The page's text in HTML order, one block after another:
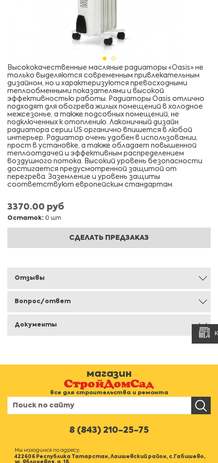
Высококачественные масляные радиаторы «Oasis» не
только выделяются современным привлекательным
дизайном, но и характеризуются превосходными
теплообменными показателями и высокой
эффективностью работы. Радиаторы Oasis отлично
подходят для обогрева жилых помещений в холодное
межсезонье, а также подсобных помещений, не
подключенных к отоплению. Лаконичный дизайн
радиатора серии US органично впишется в любой
интерьер. Радиатор очень удобен в использовании,
прост в установке, а также обладает повышенной
теплоотдачей и эффективным распределением
воздушного потока. Высокий уровень безопасности
достигается предусмотренной защитой от
перегрева. Заземление и уровень защиты
соответствуют европейским стандартам.
3370.00 руб
Остаток: 0 шт
СДЕЛАТЬ ПРЕДЗАКАЗ
Отзывы
Вопрос/ответ
Документы
магазин
все для строительства и ремонта
8 (843) 210-25-75
Мы находимся по адресу:
422606 Республика Татарстан, Лаишевский район, с.Габишево,
ул. Яблоневая, д. 1Б